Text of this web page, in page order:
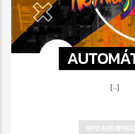
[...]
INFO AND